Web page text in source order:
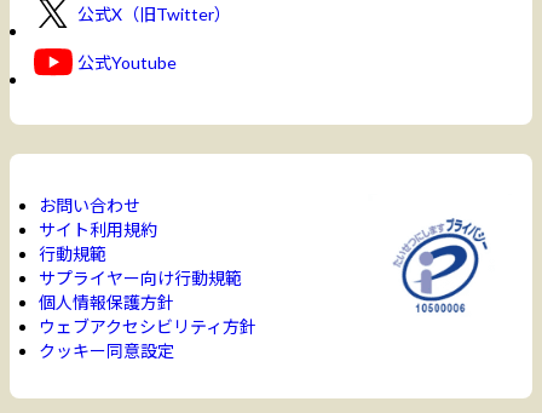
公式X（旧Twitter）
公式Youtube
お問い合わせ
サイト利用規約
行動規範
サプライヤー向け行動規範
個人情報保護方針
ウェブアクセシビリティ方針
クッキー同意設定